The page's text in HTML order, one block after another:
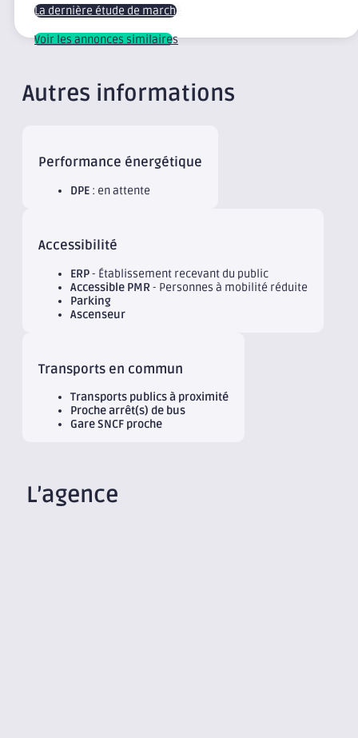
La dernière étude de marché
Voir les annonces similaires
Autres informations
Performance énergétique
DPE : en attente
Accessibilité
ERP- Établissement recevant du public
Accessible PMR - Personnes à mobilité réduite
Parking
Ascenseur
Transports en commun
Transports publics à proximité
Proche arrêt(s) de bus
Gare SNCF proche
L’agence